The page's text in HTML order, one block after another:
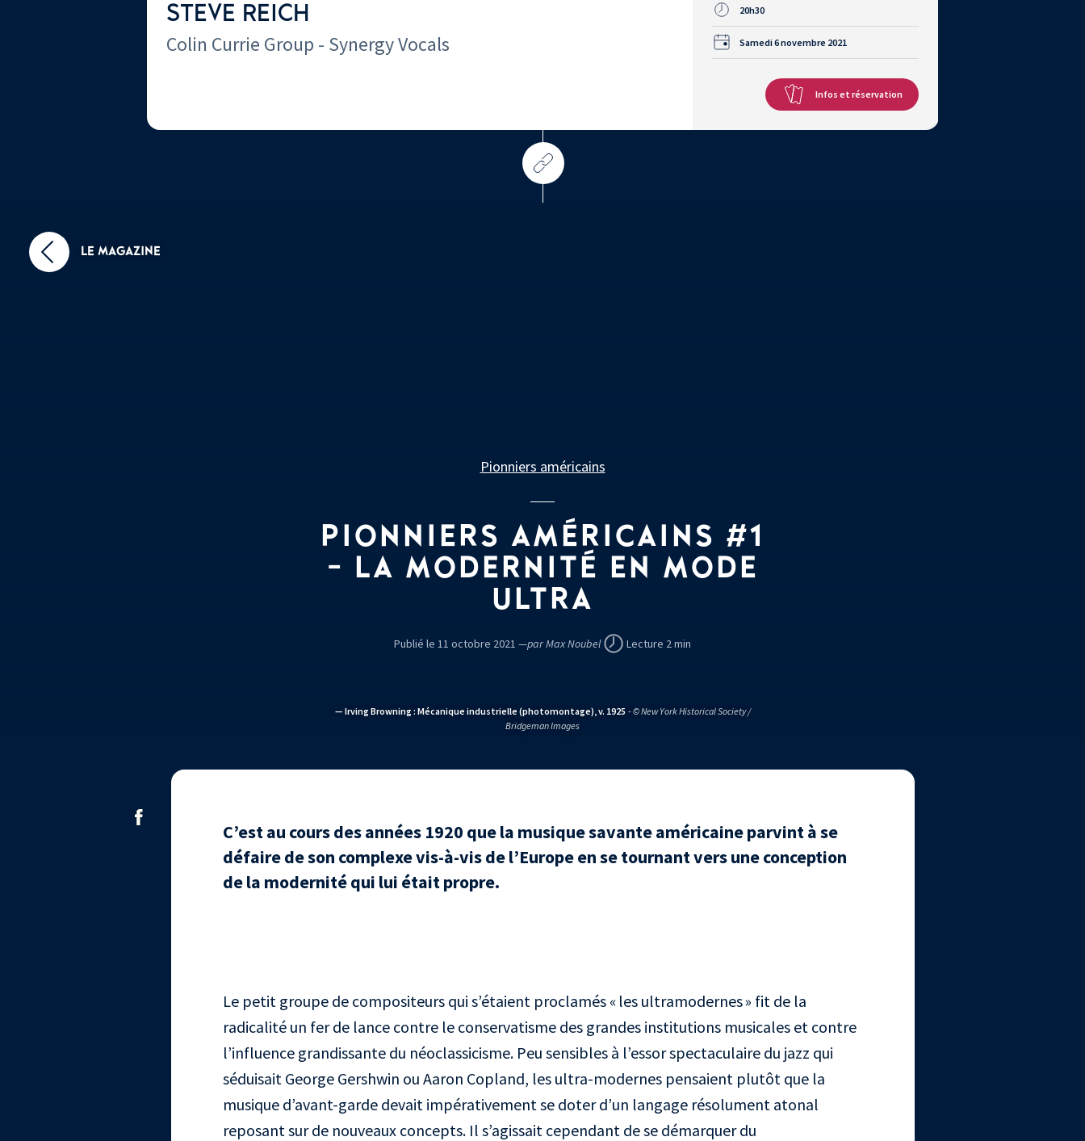
STEVE REICH
Colin Currie Group - Synergy Vocals
20h30
Samedi 6 novembre 2021
Infos et réservation
LE MAGAZINE
Pionniers américains
PIONNIERS AMÉRICAINS #1
- LA MODERNITÉ EN MODE
ULTRA
Publié le 11 octobre 2021 —par Max Noubel Lecture 2 min
— Irving Browning : Mécanique industrielle (photomontage), v. 1925 - © New York Historical Society /
Bridgeman Images
C’est au cours des années 1920 que la musique savante américaine parvint à se
défaire de son complexe vis-à-vis de l’Europe en se tournant vers une conception
de la modernité qui lui était propre.
Le petit groupe de compositeurs qui s’étaient proclamés « les ultramodernes » fit de la
radicalité un fer de lance contre le conservatisme des grandes institutions musicales et contre
l’influence grandissante du néoclassicisme. Peu sensibles à l’essor spectaculaire du jazz qui
séduisait George Gershwin ou Aaron Copland, les ultra-modernes pensaient plutôt que la
musique d’avant-garde devait impérativement se doter d’un langage résolument atonal
reposant sur de nouveaux concepts. Il s’agissait cependant de se démarquer du